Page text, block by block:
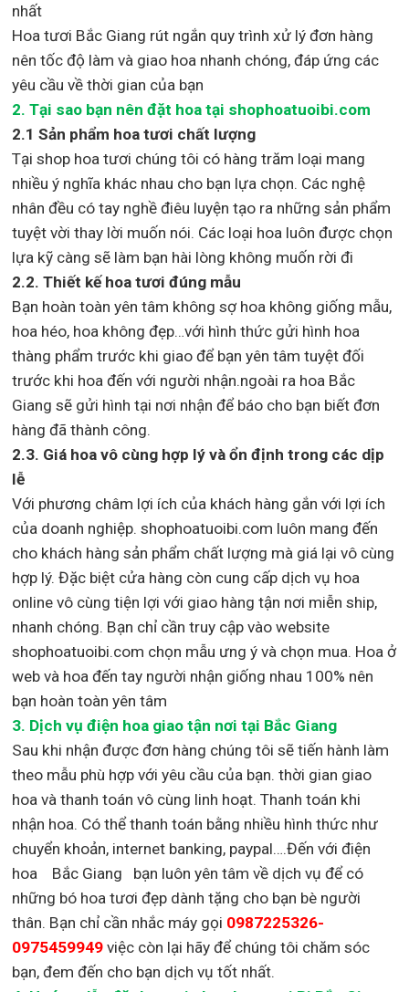
nhất
Hoa tươi Bắc Giang rút ngắn quy trình xử lý đơn hàng
nên tốc độ làm và giao hoa nhanh chóng, đáp ứng các
yêu cầu về thời gian của bạn
2. Tại sao bạn nên đặt hoa tại shophoatuoibi.com
2.1 Sản phẩm hoa tươi chất lượng
Tại shop hoa tươi chúng tôi có hàng trăm loại mang
nhiều ý nghĩa khác nhau cho bạn lựa chọn. Các nghệ
nhân đều có tay nghề điêu luyện tạo ra những sản phẩm
tuyệt vời thay lời muốn nói. Các loại hoa luôn được chọn
lựa kỹ càng sẽ làm bạn hài lòng không muốn rời đi
2.2. Thiết kế hoa tươi đúng mẫu
Bạn hoàn toàn yên tâm không sợ hoa không giống mẫu,
hoa héo, hoa không đẹp…với hình thức gửi hình hoa
thàng phẩm trước khi giao để bạn yên tâm tuyệt đối
trước khi hoa đến với người nhận.ngoài ra hoa Bắc
Giang sẽ gửi hình tại nơi nhận để báo cho bạn biết đơn
hàng đã thành công.
2.3. Giá hoa vô cùng hợp lý và ổn định trong các dịp
lễ
Với phương châm lợi ích của khách hàng gắn với lợi ích
của doanh nghiệp. shophoatuoibi.com luôn mang đến
cho khách hàng sản phẩm chất lượng mà giá lại vô cùng
hợp lý. Đặc biệt cửa hàng còn cung cấp dịch vụ hoa
online vô cùng tiện lợi với giao hàng tận nơi miễn ship,
nhanh chóng. Bạn chỉ cần truy cập vào website
shophoatuoibi.com chọn mẫu ưng ý và chọn mua. Hoa ở
web và hoa đến tay người nhận giống nhau 100% nên
bạn hoàn toàn yên tâm
3. Dịch vụ điện hoa giao tận nơi tại Bắc Giang
Sau khi nhận được đơn hàng chúng tôi sẽ tiến hành làm
theo mẫu phù hợp với yêu cầu của bạn. thời gian giao
hoa và thanh toán vô cùng linh hoạt. Thanh toán khi
nhận hoa. Có thể thanh toán bằng nhiều hình thức như
chuyển khoản, internet banking, paypal….Đến với điện
hoa Bắc Giang bạn luôn yên tâm về dịch vụ để có
những bó hoa tươi đẹp dành tặng cho bạn bè người
thân. Bạn chỉ cần nhắc máy gọi 0987225326-
0975459949việc còn lại hãy để chúng tôi chăm sóc
bạn, đem đến cho bạn dịch vụ tốt nhất.